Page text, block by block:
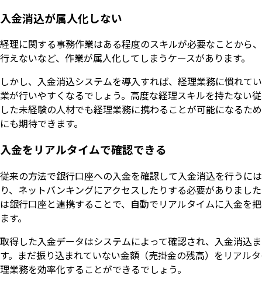
入金消込が属人化しない
経理に関する事務作業はある程度のスキルが必要なことから
行えないなど、作業が属人化してしまうケースがあります。
しかし、入金消込システムを導入すれば、経理業務に慣れて
業が行いやすくなるでしょう。高度な経理スキルを持たない
した未経験の人材でも経理業務に携わることが可能になるた
にも期待できます。
入金をリアルタイムで確認できる
従来の方法で銀行口座への入金を確認して入金消込を行うに
り、ネットバンキングにアクセスしたりする必要がありまし
は銀行口座と連携することで、自動でリアルタイムに入金を
ます。
取得した入金データはシステムによって確認され、入金消込
す。まだ振り込まれていない金額（売掛金の残高）をリアル
理業務を効率化することができるでしょう。